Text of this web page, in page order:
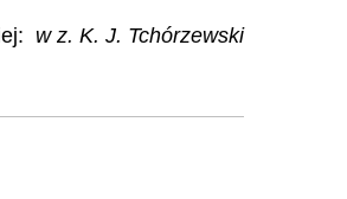
w z. K. J. Tchórzewski